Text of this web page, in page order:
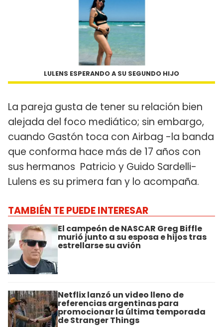
LULENS ESPERANDO A SU SEGUNDO HIJO
La pareja gusta de tener su relación bien
alejada del foco mediático; sin embargo,
cuando Gastón toca con Airbag -la banda
que conforma hace más de 17 años con
sus hermanos Patricio y Guido Sardelli-
Lulens es su primera fan y lo acompaña.
TAMBIÉN TE PUEDE INTERESAR
El campeón de NASCAR Greg Biffle
murió junto a su esposa e hijos tras
estrellarse su avión
Netflix lanzó un video lleno de
referencias argentinas para
promocionar la última temporada
de Stranger Things